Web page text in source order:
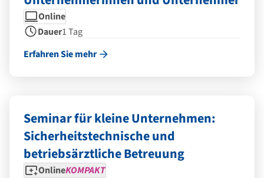
Seminarform
Online
Dauer
Dauer1 Tag
Erfahren Sie mehr
Seminar für kleine Unternehmen:
Sicherheitstechnische und
betriebsärztliche Betreuung
Seminarform
OnlineKOMPAKT
Dauer